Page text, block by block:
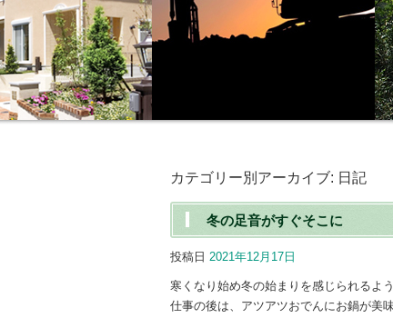
カテゴリー別アーカイブ: 日記
冬の足音がすぐそこに
投稿日 2021年12月17日
寒くなり始め冬の始まりを感じられるよ
仕事の後は、アツアツおでんにお鍋が美